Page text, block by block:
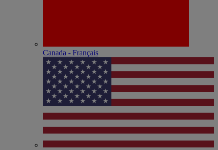
Canada - Français